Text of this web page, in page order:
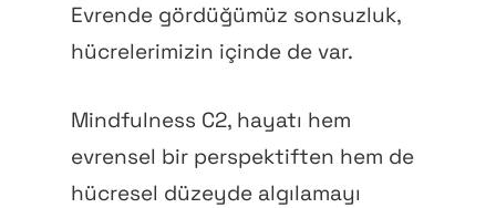
Evrende gördüğümüz sonsuzluk,
hücrelerimizin içinde de var.
Mindfulness C2, hayatı hem
evrensel bir perspektiften hem de
hücresel düzeyde algılamayı